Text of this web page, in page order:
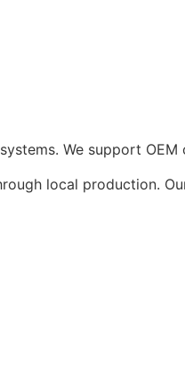
We support
local production.